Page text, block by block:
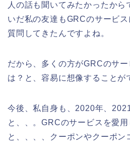
人の話も聞いてみたかったから
いだ私の友達もGRCのサービス
質問してきたんですよね。
だから、多くの方がGRCのサ
は？と、容易に想像することが
今後、私自身も、2020年、
と、、。GRCのサービスを愛
と、、、、クーポンやクーポン